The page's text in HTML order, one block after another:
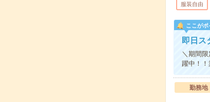
服装自由
ここがポ
即日ス
＼期間
躍中！
勤務地